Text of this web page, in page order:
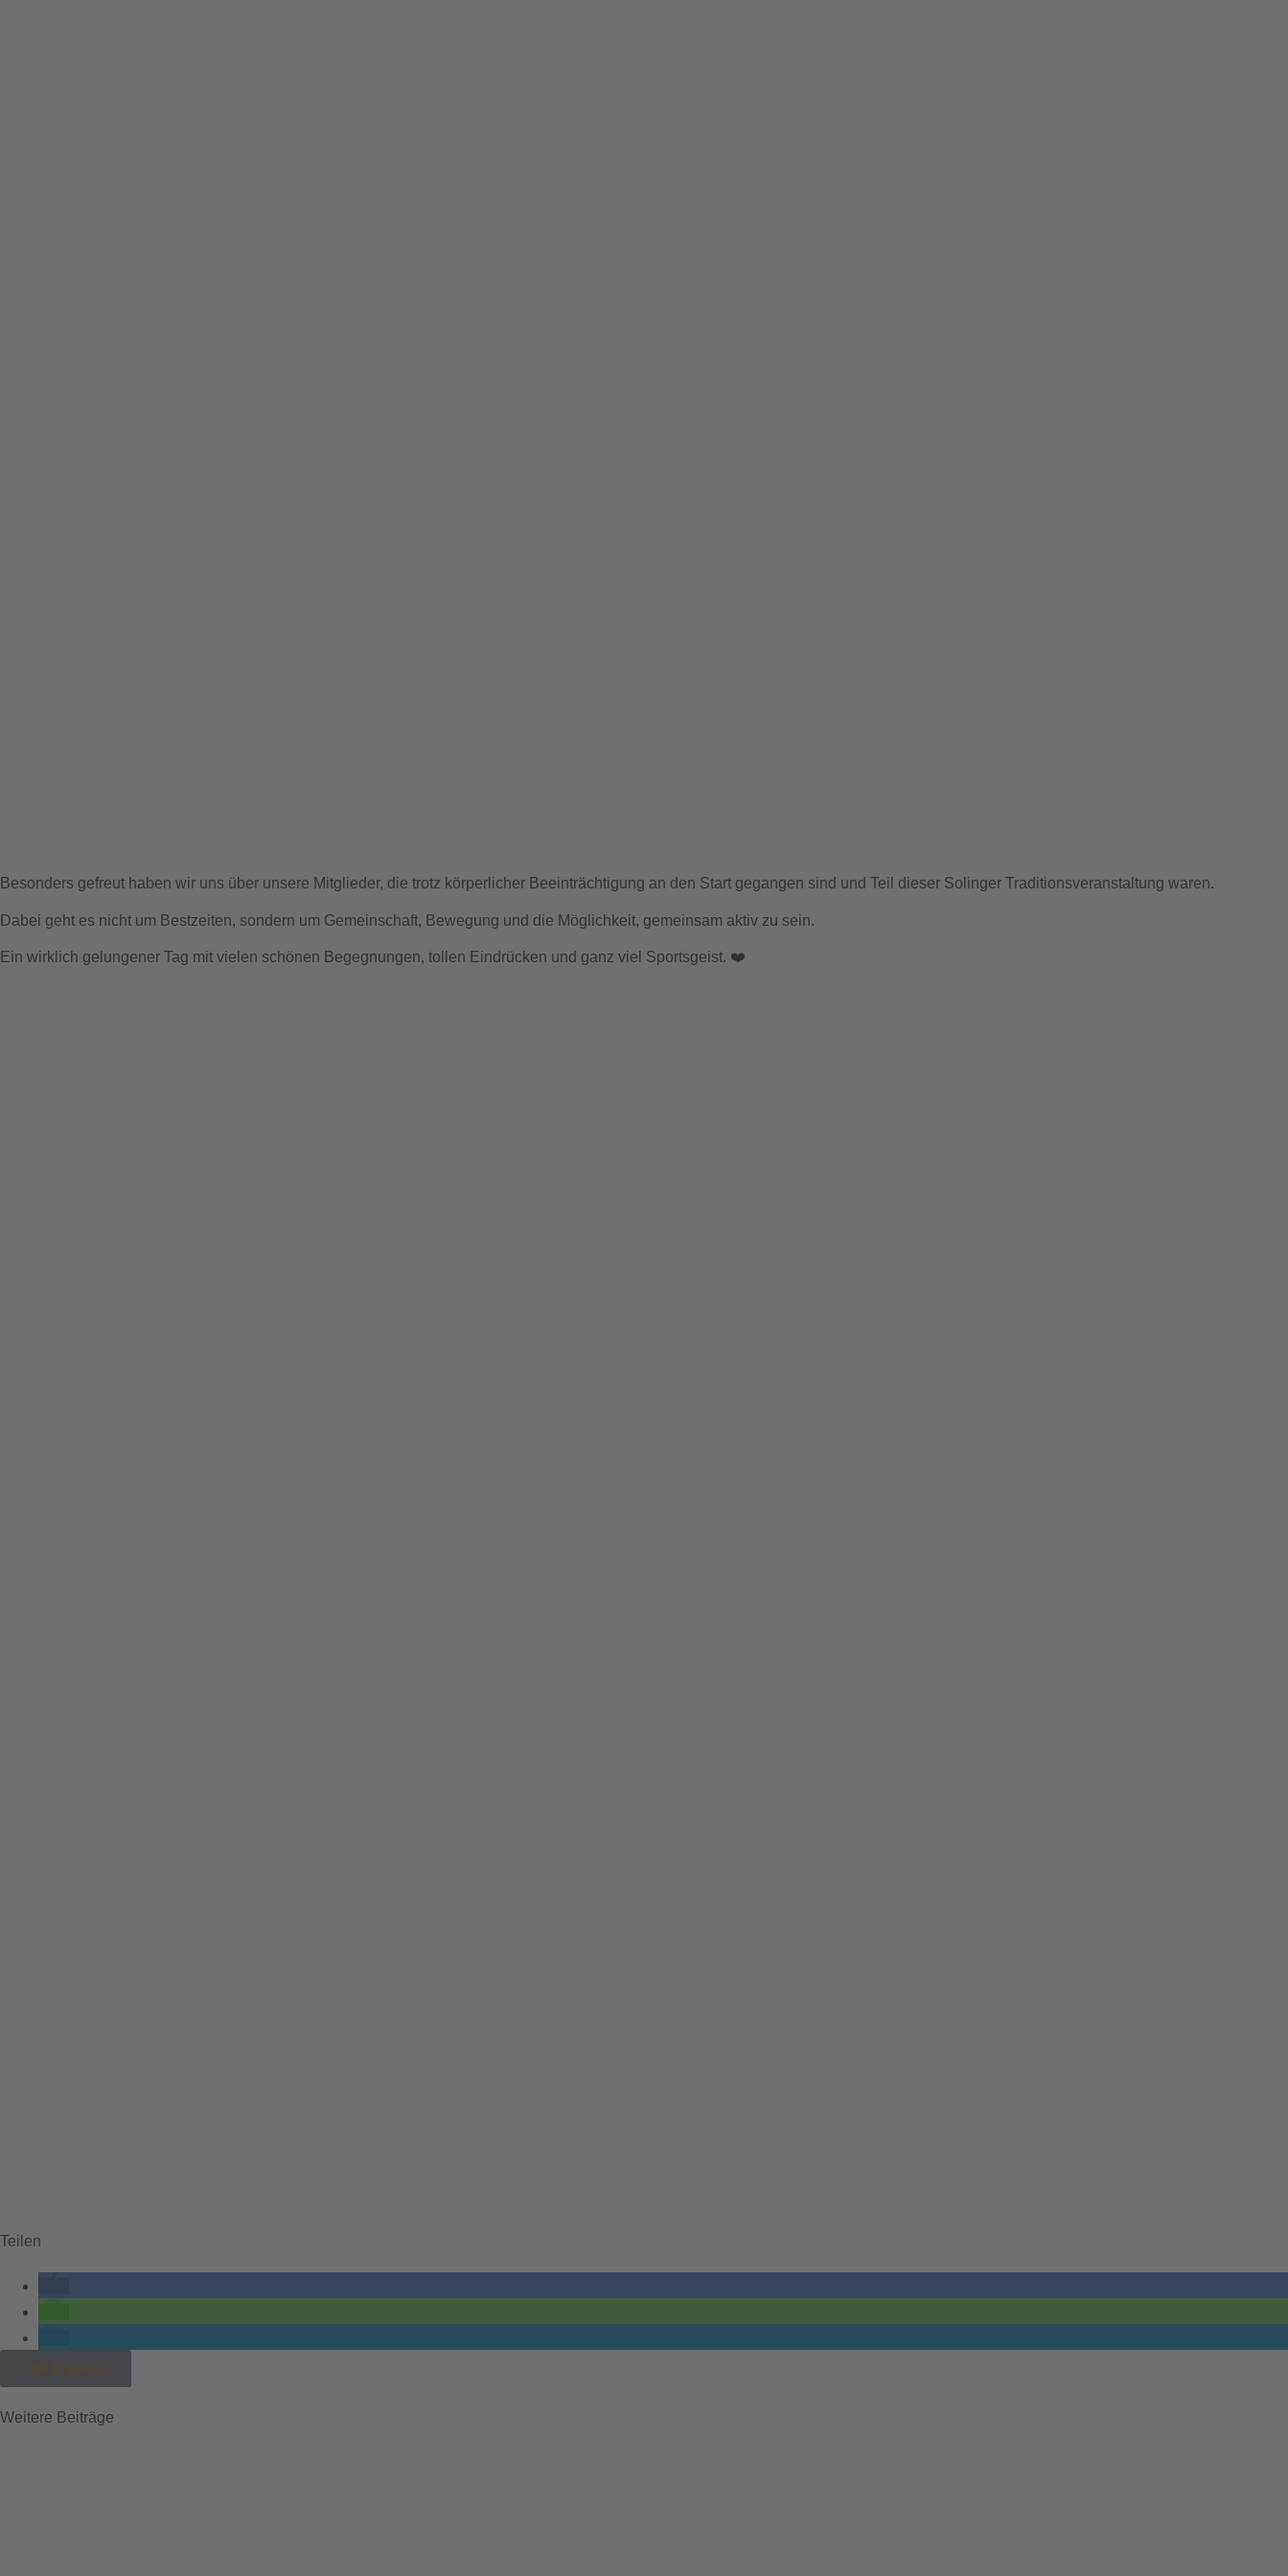
Besonders gefreut haben wir uns über unsere Mitglieder, die trotz körperlicher Beeinträchtigung an den Start gegangen sind und Teil dieser Solinger Traditionsveranstaltung waren.
Dabei geht es nicht um Bestzeiten, sondern um Gemeinschaft, Bewegung und die Möglichkeit, gemeinsam aktiv zu sein.
Ein wirklich gelungener Tag mit vielen schönen Begegnungen, tollen Eindrücken und ganz viel Sportsgeist. ❤️
Teilen
Link Kopieren
Weitere Beiträge